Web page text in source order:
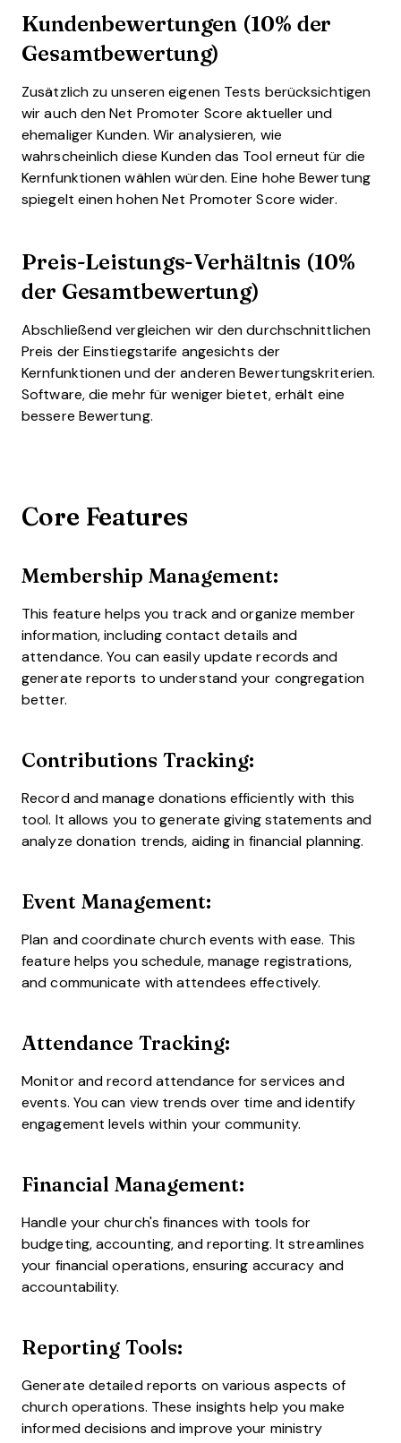
Kundenbewertungen (10% der
Gesamtbewertung)
Zusätzlich zu unseren eigenen Tests berücksichtigen
wir auch den Net Promoter Score aktueller und
ehemaliger Kunden. Wir analysieren, wie
wahrscheinlich diese Kunden das Tool erneut für die
Kernfunktionen wählen würden. Eine hohe Bewertung
spiegelt einen hohen Net Promoter Score wider.
Preis-Leistungs-Verhältnis (10%
der Gesamtbewertung)
Abschließend vergleichen wir den durchschnittlichen
Preis der Einstiegstarife angesichts der
Kernfunktionen und der anderen Bewertungskriterien.
Software, die mehr für weniger bietet, erhält eine
bessere Bewertung.
Core Features
Membership Management:
This feature helps you track and organize member
information, including contact details and
attendance. You can easily update records and
generate reports to understand your congregation
better.
Contributions Tracking:
Record and manage donations efficiently with this
tool. It allows you to generate giving statements and
analyze donation trends, aiding in financial planning.
Event Management:
Plan and coordinate church events with ease. This
feature helps you schedule, manage registrations,
and communicate with attendees effectively.
Attendance Tracking:
Monitor and record attendance for services and
events. You can view trends over time and identify
engagement levels within your community.
Financial Management:
Handle your church's finances with tools for
budgeting, accounting, and reporting. It streamlines
your financial operations, ensuring accuracy and
accountability.
Reporting Tools:
Generate detailed reports on various aspects of
church operations. These insights help you make
informed decisions and improve your ministry